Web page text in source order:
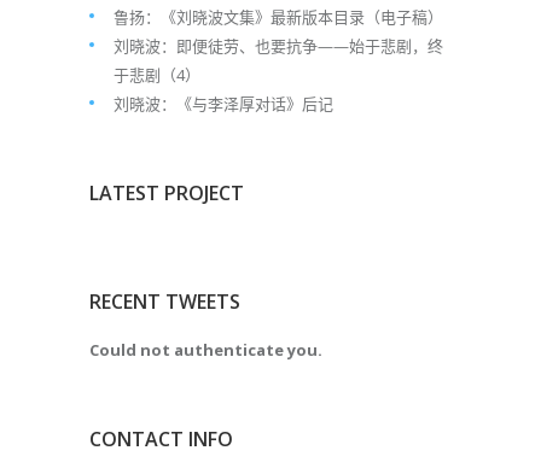
鲁扬：《刘晓波文集》最新版本目录（电子稿）
刘晓波：即便徒劳、也要抗争——始于悲剧，终
于悲剧（4）
刘晓波：《与李泽厚对话》后记
LATEST PROJECT
RECENT TWEETS
Could not authenticate you.
CONTACT INFO